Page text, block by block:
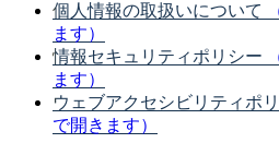
個人情報の取扱いについて
ます）
情報セキュリティポリシー
ます）
ウェブアクセシビリティポ
で開きます）